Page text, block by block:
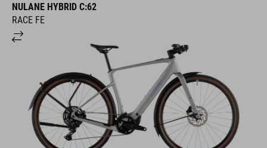
NULANE HYBRID C:62
RACE FE